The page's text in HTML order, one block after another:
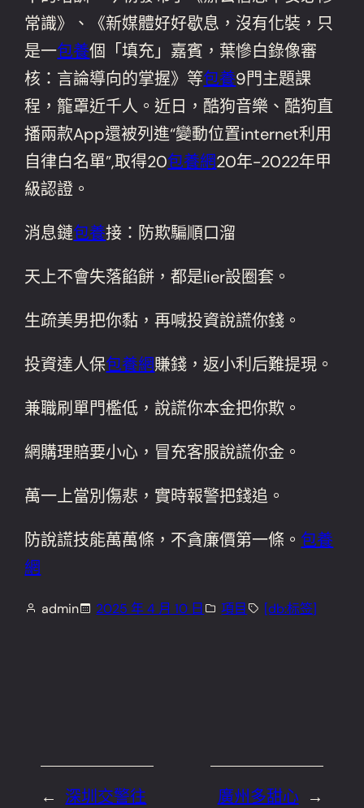
常識》、《新媒體好好歇息，沒有化裝，只
是一包養個「填充」嘉賓，葉慘白錄像審
核：言論導向的掌握》等包養9門主題課
程，籠罩近千人。近日，酷狗音樂、酷狗直
播兩款App還被列進“變動位置internet利用
自律白名單”,取得20包養網20年-2022年甲
級認證。
消息鏈包養接：防欺騙順口溜
天上不會失落餡餅，都是lier設圈套。
生疏美男把你黏，再喊投資說謊你錢。
投資達人保包養網賺錢，返小利后難提現。
兼職刷單門檻低，說謊你本金把你欺。
網購理賠要小心，冒充客服說謊你金。
萬一上當別傷悲，實時報警把錢追。
防說謊技能萬萬條，不貪廉價第一條。 包養
網
admin 2025 年 4 月 10 日 項目 [db:标签]
← 深圳交警往
→
廣州多甜心